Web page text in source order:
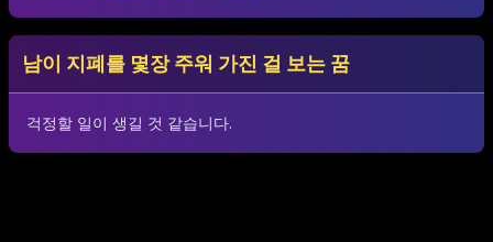
남이 지폐를 몇장 주워 가진 걸 보는 꿈
걱정할 일이 생길 것 같습니다.